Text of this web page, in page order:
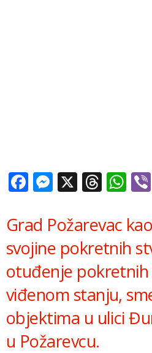
Facebook
Messenger
X
Grad Požarevac
svojine pokretnih
otuđenje pokretnih
viđenom stanju,
objektima u ulici
u Požarevcu.